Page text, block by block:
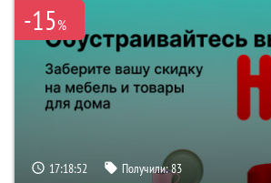
-15%
17:18:51 Получили:83